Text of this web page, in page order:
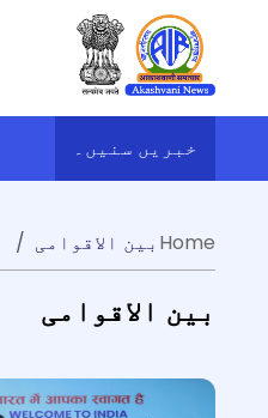
خبریں سنیں۔
Home بین الاقوامی
بین الاقوامی